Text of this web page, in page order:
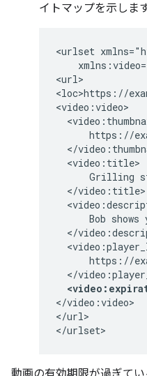
イトマップを示します
<urlset
<url>
<loc>https://
<video:video>
https://
</
  <video:title>
Grilling
  </video:title>
Bob shows
</
https://
</
</video:video>
</url>
</urlset>
動画の有効期限が過ぎて